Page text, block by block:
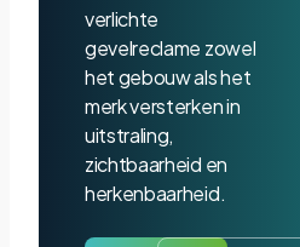
verlichte
gevelreclame zowel
het gebouw als het
merk versterken in
uitstraling,
zichtbaarheid en
herkenbaarheid.